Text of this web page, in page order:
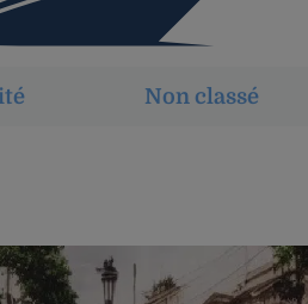
Non classé